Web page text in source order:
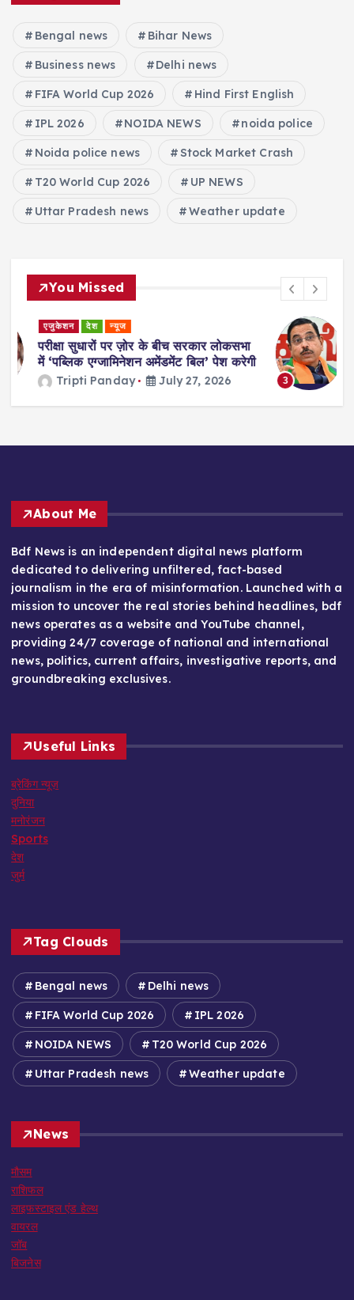
Bengal news Bihar News
Business news Delhi news
FIFA World Cup 2026 Hind First English
IPL 2026 NOIDA NEWS noida police
Noida police news Stock Market Crash
T20 World Cup 2026 UP NEWS
Uttar Pradesh news Weather update
You Missed
3
देश
प्रह्लाद जोशी बने नए शिक्षा मंत्री, धर्मेंद्र प्रधान
के इस्तीफे के बाद हुआ ऐलान
Tripti Panday July 26, 2026
About Me
Bdf News is an independent digital news platform
dedicated to delivering unfiltered, fact-based
journalism in the era of misinformation. Launched with a
mission to uncover the real stories behind headlines, bdf
news operates as a website and YouTube channel,
providing 24/7 coverage of national and international
news, politics, current affairs, investigative reports, and
groundbreaking exclusives.
Useful Links
ब्रेकिंग न्यूज़
दुनिया
मनोरंजन
Sports
देश
जुर्म
Tag Clouds
Bengal news Delhi news
FIFA World Cup 2026 IPL 2026
NOIDA NEWS T20 World Cup 2026
Uttar Pradesh news Weather update
News
मौसम
राशिफल
लाइफस्टाइल एंड हेल्थ
वायरल
जॉब
बिजनेस